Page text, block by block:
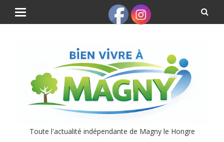
Toute l'actualité indépendante de Magny le Hongre